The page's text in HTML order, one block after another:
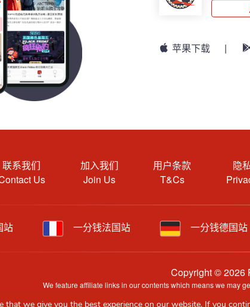
苹果下载 |
联系我们
Us
加入我们
Join Us
用户条款
T&Cs
隐
站 一分钱法国站 一分钱德国站
Copyright © 2026
We feature affiliate links in our contents which means we may
that we give you the best experience on our website. If you